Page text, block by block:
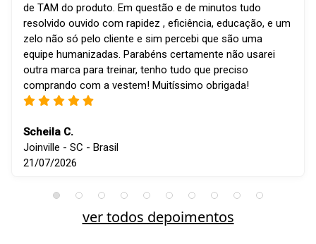
de TAM do produto. Em questão e de minutos tudo
resolvido ouvido com rapidez , eficiência, educação, e um
zelo não só pelo cliente e sim percebi que são uma
equipe humanizadas. Parabéns certamente não usarei
outra marca para treinar, tenho tudo que preciso
comprando com a vestem! Muitíssimo obrigada!
Scheila C.
Joinville - SC - Brasil
21/07/2026
ver todos depoimentos